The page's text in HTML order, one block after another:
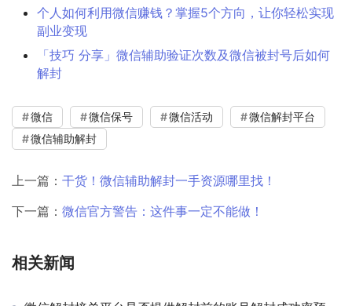
个人如何利用微信赚钱？掌握5个方向，让你轻松实现
副业变现
「技巧 分享」微信辅助验证次数及微信被封号后如何
解封
微信 微信保号 微信活动
微信解封平台
微信辅助解封
上一篇： 干货！微信辅助解封一手资源哪里找！
下一篇： 微信官方警告：这件事一定不能做！
相关新闻